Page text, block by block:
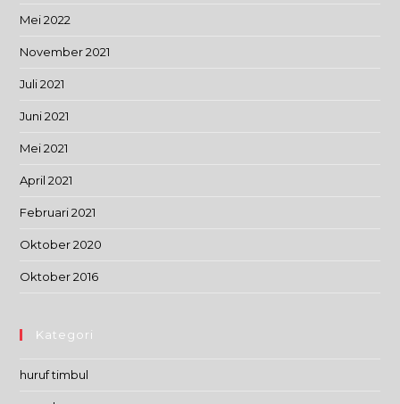
Mei 2022
November 2021
Juli 2021
Juni 2021
Mei 2021
April 2021
Februari 2021
Oktober 2020
Oktober 2016
Kategori
huruf timbul